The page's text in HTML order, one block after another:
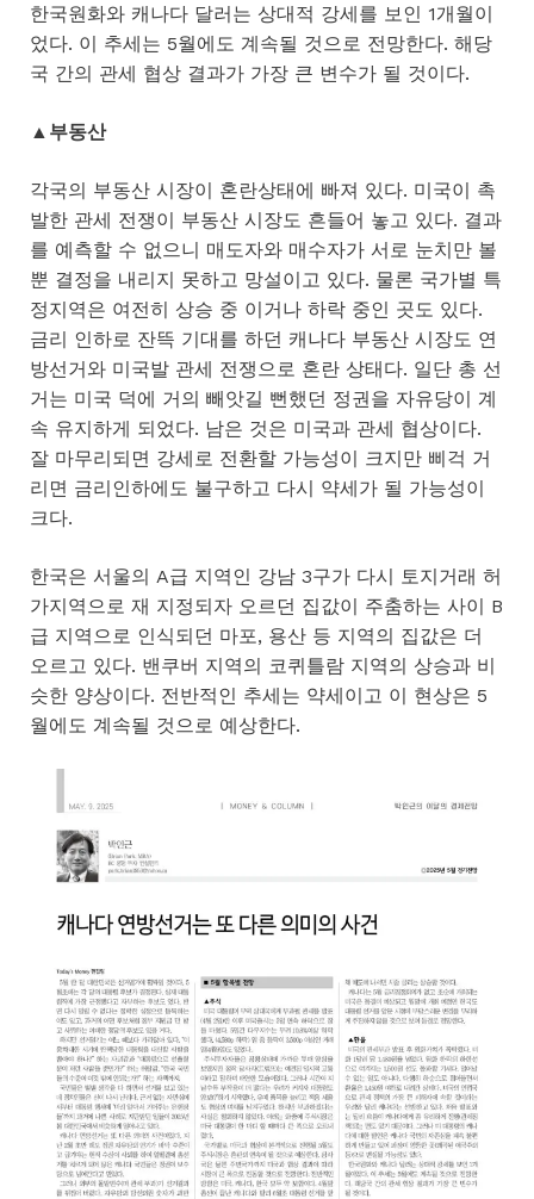
한국원화와 캐나다 달러는 상대적 강세를 보인 1개월이
었다. 이 추세는 5월에도 계속될 것으로 전망한다. 해당
국 간의 관세 협상 결과가 가장 큰 변수가 될 것이다.
▲부동산
각국의 부동산 시장이 혼란상태에 빠져 있다. 미국이 촉
발한 관세 전쟁이 부동산 시장도 흔들어 놓고 있다. 결과
를 예측할 수 없으니 매도자와 매수자가 서로 눈치만 볼
뿐 결정을 내리지 못하고 망설이고 있다. 물론 국가별 특
정지역은 여전히 상승 중 이거나 하락 중인 곳도 있다.
금리 인하로 잔뜩 기대를 하던 캐나다 부동산 시장도 연
방선거와 미국발 관세 전쟁으로 혼란 상태다. 일단 총 선
거는 미국 덕에 거의 빼앗길 뻔했던 정권을 자유당이 계
속 유지하게 되었다. 남은 것은 미국과 관세 협상이다.
잘 마무리되면 강세로 전환할 가능성이 크지만 삐걱 거
리면 금리인하에도 불구하고 다시 약세가 될 가능성이
크다.
한국은 서울의 A급 지역인 강남 3구가 다시 토지거래 허
가지역으로 재 지정되자 오르던 집값이 주춤하는 사이 B
급 지역으로 인식되던 마포, 용산 등 지역의 집값은 더
오르고 있다. 밴쿠버 지역의 코퀴틀람 지역의 상승과 비
슷한 양상이다. 전반적인 추세는 약세이고 이 현상은 5
월에도 계속될 것으로 예상한다.